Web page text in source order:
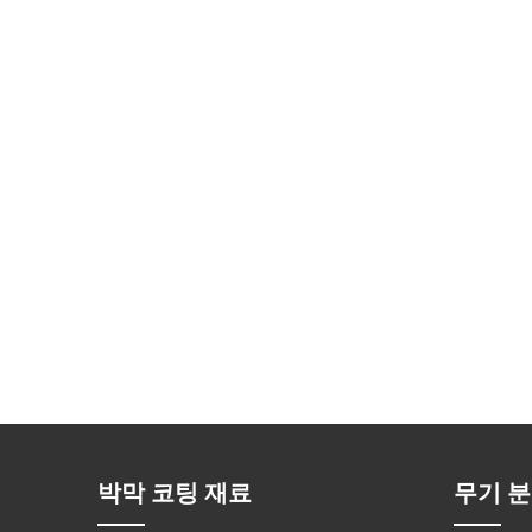
박막 코팅 재료 무기